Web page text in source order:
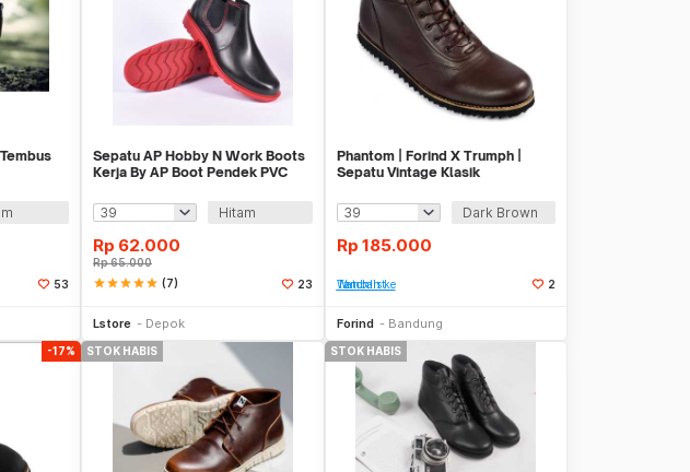
53
Sepatu AP Hobby N Work Boots
Kerja By AP Boot Pendek PVC
Hitam
Rp 62.000
Rp65.000
starstarstarstarstar (7) 23
Lstore Depok
Phantom | Forind X Trumph |
Sepatu Vintage Klasik
Dark Brown
Rp 185.000
Tambah ke Watchlist 2
Forind Bandung
-17% STOK HABIS STOK HABIS